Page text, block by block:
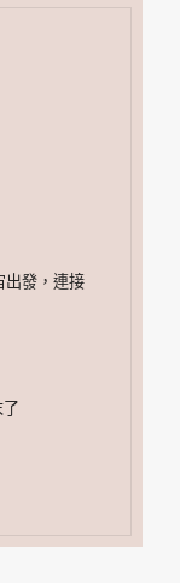
出發，連接